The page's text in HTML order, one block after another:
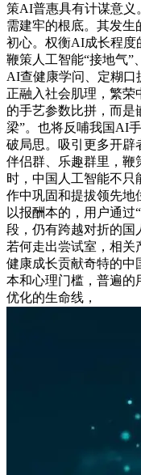
策AI普惠具有计谋意义
需建牢的根底。其发生
初心。权衡AI成长程度
鞭策人工智能“接地气”
AI查健康学问、定糊口
正融入社会肌理，繁
的手艺参数比拼，而是
梁”。也将反哺我国AI
破局思。吸引更多开辟
伴侣群、乐趣群里，鞭
时，中国人工智能不
作中巩固和提拔领先地
以报酬本的，用户通过
段，仍有跨越对折的
若何走出尝试室，相关
健康成长贡献奇特的中
本和心理门槛，普遍的
优化的生命线，